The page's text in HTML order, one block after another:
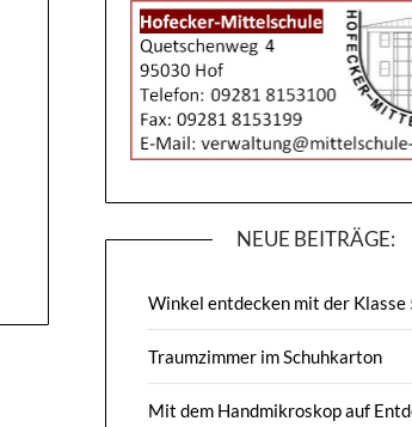
NEUE BEITRÄGE:
Winkel entdecken mit der Klasse
Traumzimmer im Schuhkarton
Mit dem Handmikroskop auf